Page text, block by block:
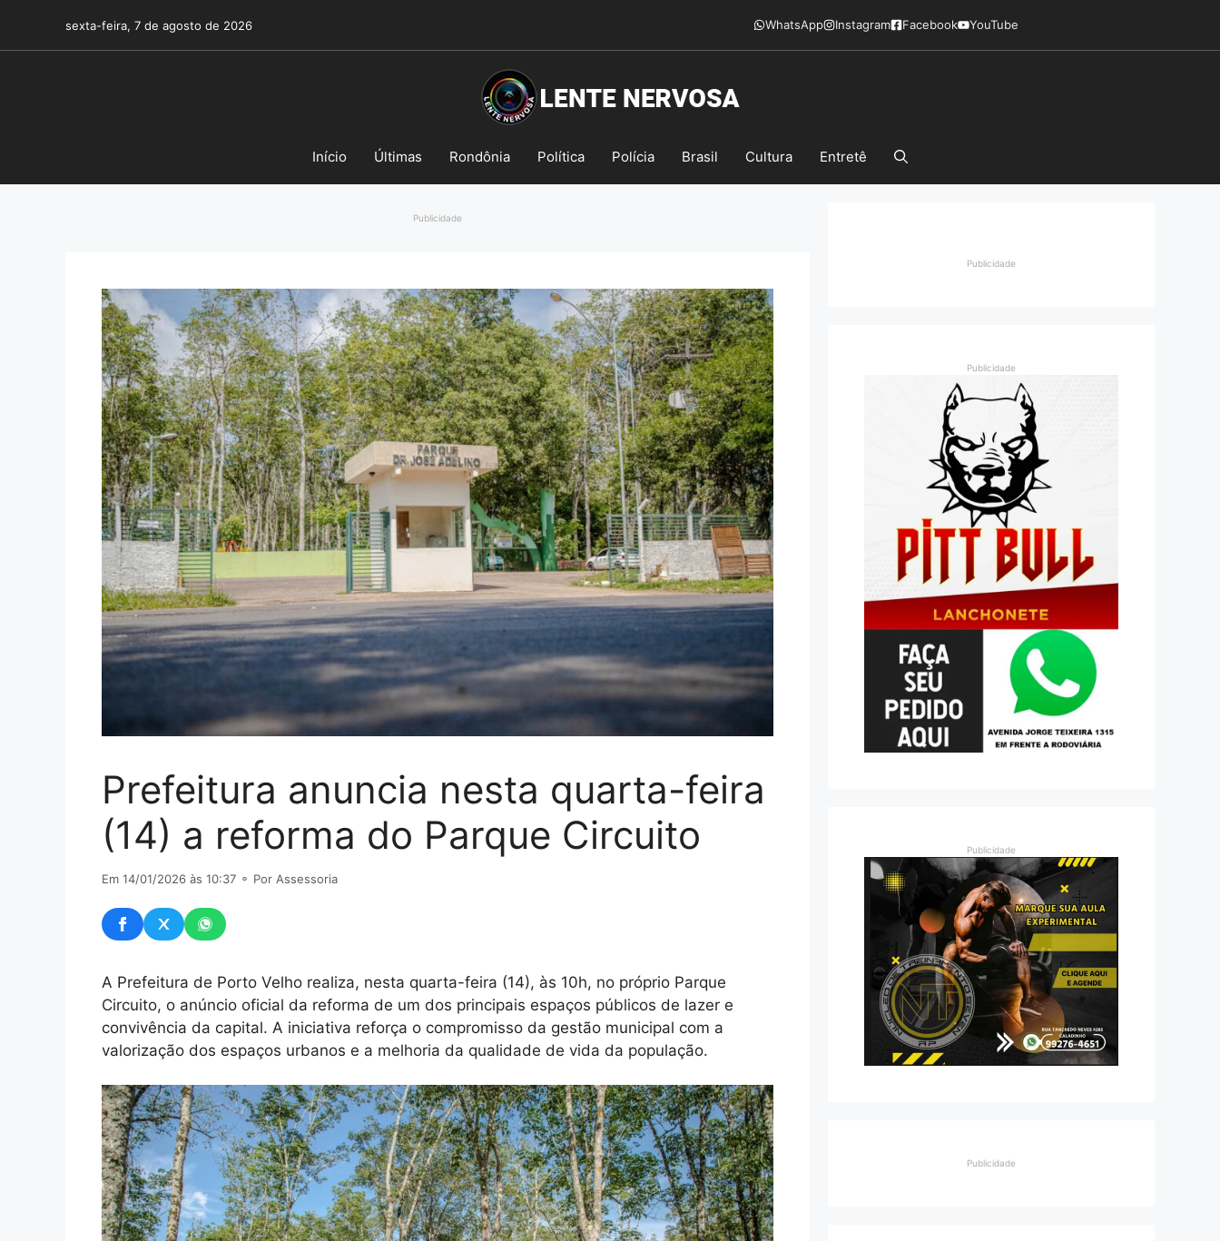
o
sexta-feira, 7 de agosto de 2026 WhatsApp Instagram Facebook YouTube
Início Últimas Rondônia Política Polícia Brasil Cultura Entretê
Publicidade
Prefeitura anuncia nesta quarta-feira
(14) a reforma do Parque Circuito
Em 14/01/2026 às 10:37 ⚬ Por Assessoria
A Prefeitura de Porto Velho realiza, nesta quarta-feira (14), às 10h, no próprio Parque
Circuito, o anúncio oficial da reforma de um dos principais espaços públicos de lazer e
convivência da capital. A iniciativa reforça o compromisso da gestão municipal com a
valorização dos espaços urbanos e a melhoria da qualidade de vida da população.
Publicidade
Publicidade
Publicidade
Publicidade